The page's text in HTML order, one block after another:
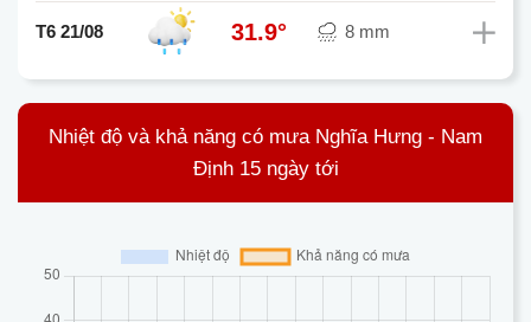
T6 21/08 31.9° 8 mm
Nhiệt độ và khả năng có mưa Nghĩa Hưng - Nam
Định 15 ngày tới